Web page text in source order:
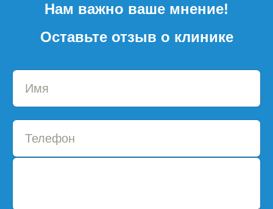
Нам важно ваше мнение!
Оставьте отзыв о клинике